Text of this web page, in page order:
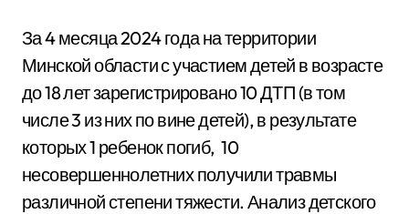
За 4 месяца 2024 года на территории
Минской области с участием детей в возрасте
до 18 лет зарегистрировано 10 ДТП (в том
числе 3 из них по вине детей), в результате
которых 1 ребенок погиб, 10
несовершеннолетних получили травмы
различной степени тяжести. Анализ детского